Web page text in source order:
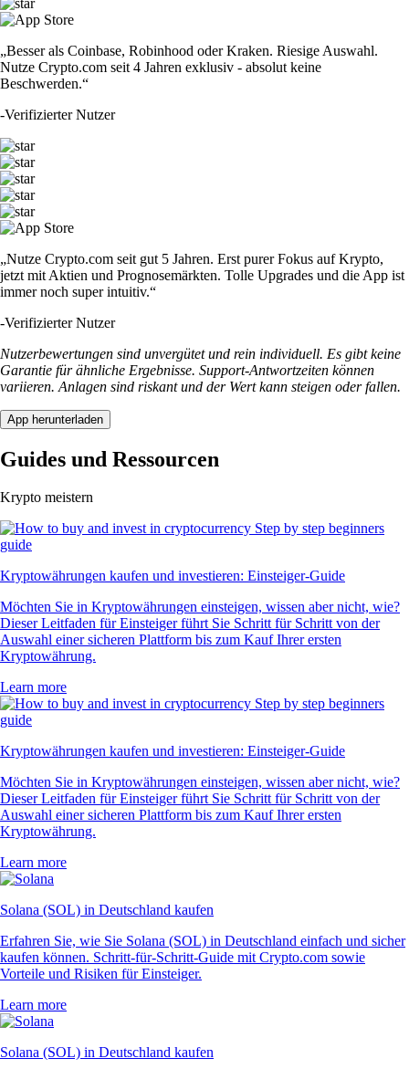
„Besser als Coinbase, Robinhood oder Kraken. Riesige Auswahl.
Nutze Crypto.com seit 4 Jahren exklusiv - absolut keine
Beschwerden.“
-Verifizierter Nutzer
„Nutze Crypto.com seit gut 5 Jahren. Erst purer Fokus auf Krypto,
jetzt mit Aktien und Prognosemärkten. Tolle Upgrades und die App ist
immer noch super intuitiv.“
-Verifizierter Nutzer
Nutzerbewertungen sind unvergütet und rein individuell. Es gibt keine
Garantie für ähnliche Ergebnisse. Support-Antwortzeiten können
variieren. Anlagen sind riskant und der Wert kann steigen oder fallen.
App herunterladen
Guides und Ressourcen
Krypto meistern
Kryptowährungen kaufen und investieren: Einsteiger-Guide
Möchten Sie in Kryptowährungen einsteigen, wissen aber nicht, wie?
Dieser Leitfaden für Einsteiger führt Sie Schritt für Schritt von der
Auswahl einer sicheren Plattform bis zum Kauf Ihrer ersten
Kryptowährung.
Learn more
Kryptowährungen kaufen und investieren: Einsteiger-Guide
Möchten Sie in Kryptowährungen einsteigen, wissen aber nicht, wie?
Dieser Leitfaden für Einsteiger führt Sie Schritt für Schritt von der
Auswahl einer sicheren Plattform bis zum Kauf Ihrer ersten
Kryptowährung.
Learn more
Solana (SOL) in Deutschland kaufen
Erfahren Sie, wie Sie Solana (SOL) in Deutschland einfach und sicher
kaufen können. Schritt-für-Schritt-Guide mit Crypto.com sowie
Vorteile und Risiken für Einsteiger.
Learn more
Solana (SOL) in Deutschland kaufen